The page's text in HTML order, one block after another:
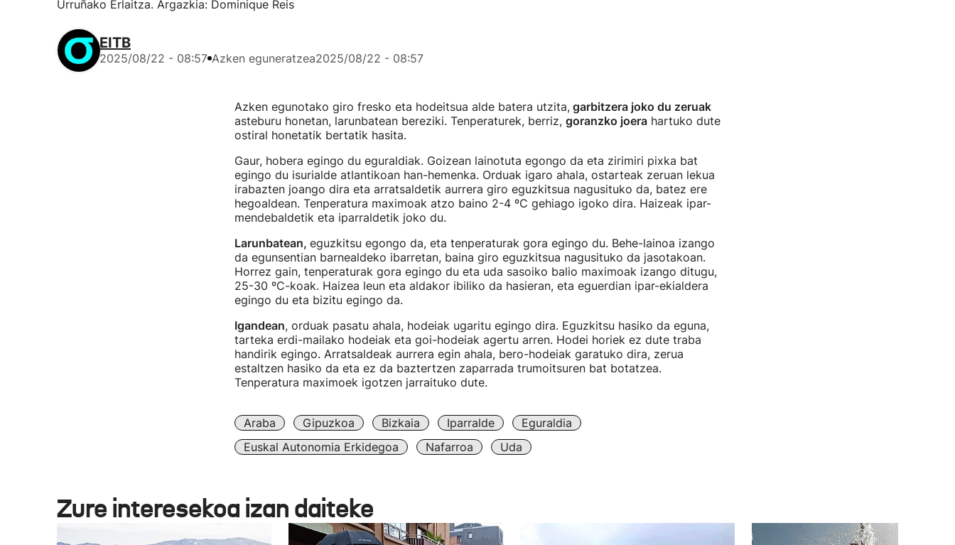
Urruñako Erlaitza. Argazkia: Dominique Reis
EITB
2025/08/22 - 08:57 Azken eguneratzea2025/08/22 - 08:57
Azken egunotako giro fresko eta hodeitsua alde batera utzita,garbitzera joko du zeruak
asteburu honetan, larunbatean bereziki. Tenperaturek, berriz, goranzko joerahartuko dute
ostiral honetatik bertatik hasita.
Gaur, hobera egingo du eguraldiak. Goizean lainotuta egongo da eta zirimiri pixka bat
egingo du isurialde atlantikoan han-hemenka. Orduak igaro ahala, ostarteak zeruan lekua
irabazten joango dira eta arratsaldetik aurrera giro eguzkitsua nagusituko da, batez ere
hegoaldean. Tenperatura maximoak atzo baino 2-4 ºC gehiago igoko dira. Haizeak ipar-
mendebaldetik eta iparraldetik joko du.
Larunbatean, eguzkitsu egongo da, eta tenperaturak gora egingo du. Behe-lainoa izango
da egunsentian barnealdeko ibarretan, baina giro eguzkitsua nagusituko da jasotakoan.
Horrez gain, tenperaturak gora egingo du eta uda sasoiko balio maximoak izango ditugu,
25-30 ºC-koak. Haizea leun eta aldakor ibiliko da hasieran, eta eguerdian ipar-ekialdera
egingo du eta bizitu egingo da.
Igandean, orduak pasatu ahala, hodeiak ugaritu egingo dira. Eguzkitsu hasiko da eguna,
tarteka erdi-mailako hodeiak eta goi-hodeiak agertu arren. Hodei horiek ez dute traba
handirik egingo. Arratsaldeak aurrera egin ahala, bero-hodeiak garatuko dira, zerua
estaltzen hasiko da eta ez da baztertzen zaparrada trumoitsuren bat botatzea.
Tenperatura maximoek igotzen jarraituko dute.
Araba Gipuzkoa Bizkaia Iparralde
Eguraldia
Euskal Autonomia Erkidegoa
Nafarroa Uda
Zure interesekoa izan daiteke